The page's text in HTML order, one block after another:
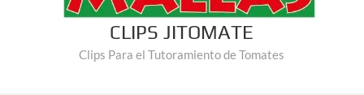
CLIPS JITOMATE
Clips Para el Tutoramiento de Tomates